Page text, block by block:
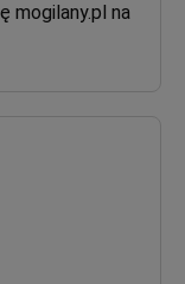
mogilany.pl na